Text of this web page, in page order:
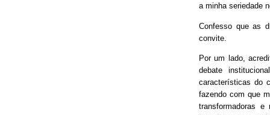
a minha seriedade
Confesso que as
convite.
Por um lado,
debate
características do
fazendo com que
transformadoras